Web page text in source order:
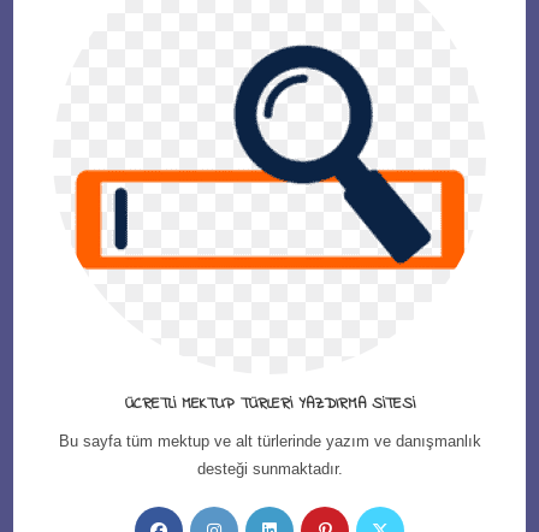
ÜCRETLI MEKTUP TÜRLERI YAZDIRMA SITESI
Bu sayfa tüm mektup ve alt türlerinde yazım ve danışmanlık
desteği sunmaktadır.
Opens Opens Opens Opens Opens